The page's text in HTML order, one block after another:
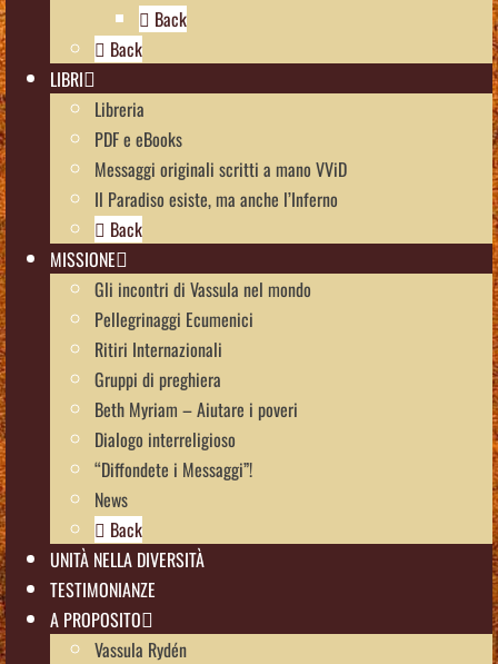
Back
Back
LIBRI
Libreria
PDF e eBooks
Messaggi originali scritti a mano VViD
Il Paradiso esiste, ma anche l’Inferno
Back
MISSIONE
Gli incontri di Vassula nel mondo
Pellegrinaggi Ecumenici
Ritiri Internazionali
Gruppi di preghiera
Beth Myriam – Aiutare i poveri
Dialogo interreligioso
“Diffondete i Messaggi”!
News
Back
UNITÀ NELLA DIVERSITÀ
TESTIMONIANZE
A PROPOSITO
Vassula Rydén